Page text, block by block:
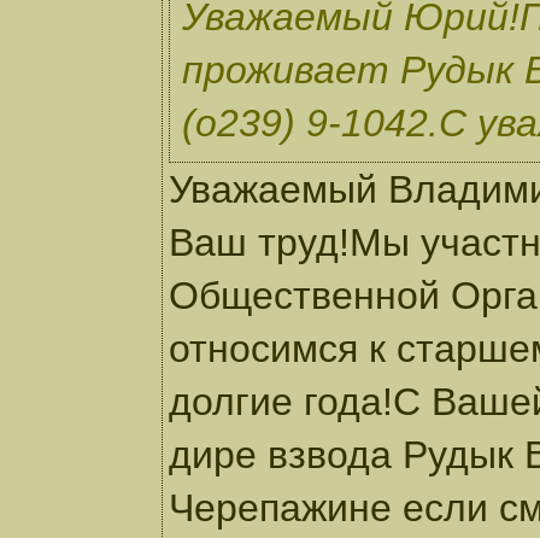
Уважаемый
проживает Рудык
(о239) 9-1042.С
Уважаемый
Ваш труд!Мы
Общественной
относимся к
долгие года!С
дире взвода Рудык
Черепажине если